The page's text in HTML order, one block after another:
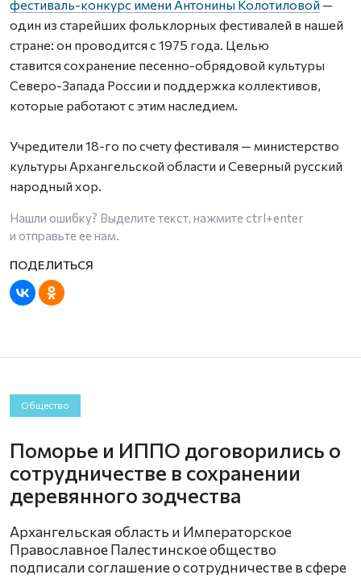
фестиваль-конкурс имени Антонины Колотиловой —
один из старейших фольклорных фестивалей в нашей
стране: он проводится с 1975 года. Целью
ставится сохранение песенно-обрядовой культуры
Северо-Запада России и поддержка коллективов,
которые работают с этим наследием.
Учредители 18-го по счету фестиваля — министерство
культуры Архангельской области и Северный русский
народный хор.
Нашли ошибку? Выделите текст, нажмите ctrl+enter
и отправьте ее нам.
Общество
Поморье и ИППО договорились о
сотрудничестве в сохранении
деревянного зодчества
Архангельская область и Императорское
Православное Палестинское общество
подписали соглашение о сотрудничестве в сфере